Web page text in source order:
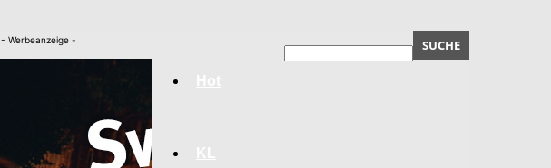
- Werbeanzeige -